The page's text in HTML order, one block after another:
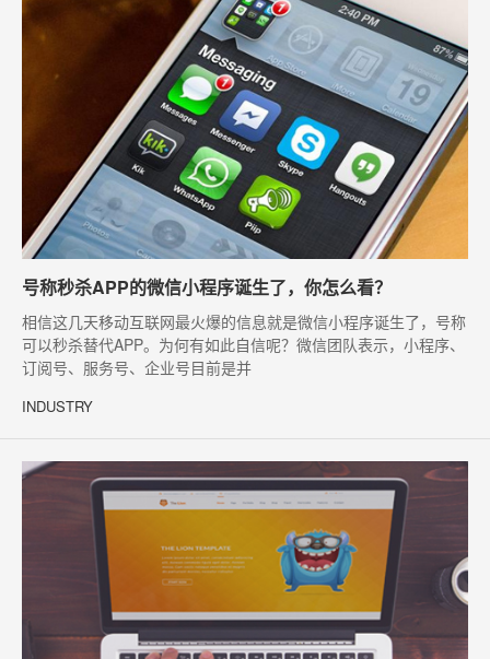
号称秒杀APP的微信小程序诞生了，你怎么看？
相信这几天移动互联网最火爆的信息就是微信小程序诞生了，号称
可以秒杀替代APP。为何有如此自信呢？微信团队表示，小程序、
订阅号、服务号、企业号目前是并
INDUSTRY